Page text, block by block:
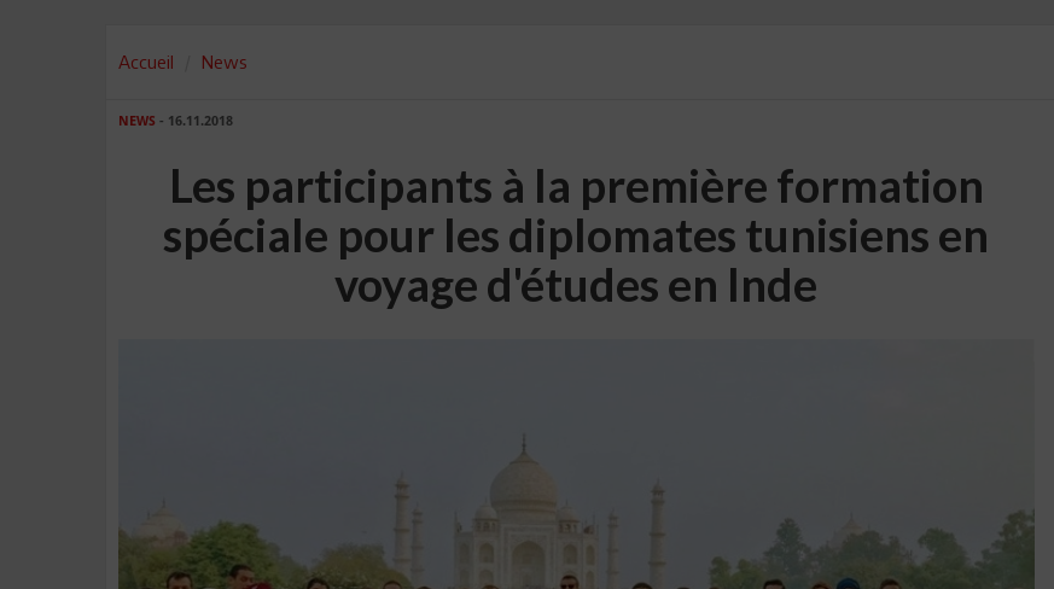
Accueil News
NEWS - 16.11.2018
Les participants à la première formation
spéciale pour les diplomates tunisiens en
voyage d'études en Inde